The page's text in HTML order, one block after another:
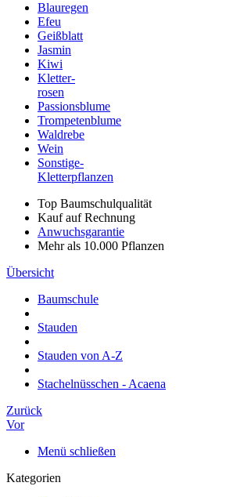
Blauregen
Efeu
Geißblatt
Jasmin
Kiwi
Kletter-
rosen
Passionsblume
Trompetenblume
Waldrebe
Wein
Sonstige-
Kletterpflanzen
Top Baumschulqualität
Kauf auf Rechnung
Anwuchsgarantie
Mehr als 10.000 Pflanzen
Übersicht
Baumschule
Stauden
Stauden von A-Z
Stachelnüsschen - Acaena
Zurück
Vor
Menü schließen
Kategorien